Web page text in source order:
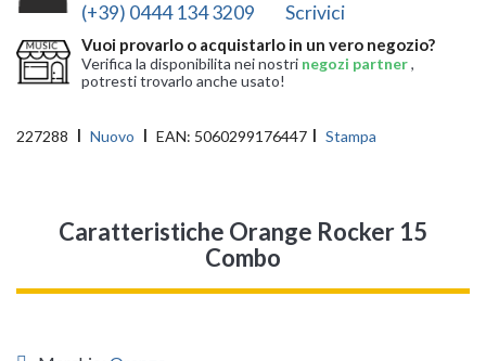
(+39) 0444 134 3209 Scrivici
Vuoi provarlo o acquistarlo in un vero negozio?
Verifica la disponibilita nei nostri negozi partner,
potresti trovarlo anche usato!
227288 Nuovo EAN: 5060299176447 Stampa
Caratteristiche Orange Rocker 15
Combo